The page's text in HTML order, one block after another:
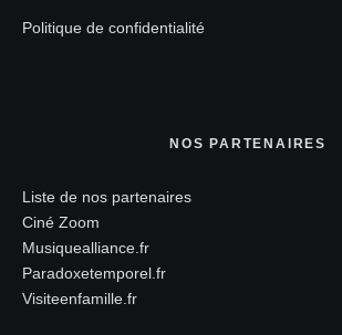
Politique de confidentialité
NOS PARTENAIRES
Liste de nos partenaires
Ciné Zoom
Musiquealliance.fr
Paradoxetemporel.fr
Visiteenfamille.fr